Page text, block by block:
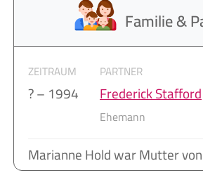
Familie &
ZEITRAUM PARTNER
? – 1994 Frederick Stafford
Ehemann
Marianne Hold war Mutter